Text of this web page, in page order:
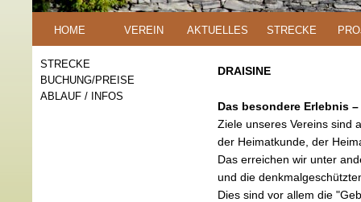
HOME VEREIN AKTUELLES STRECKE
STRECKE
BUCHUNG/PREISE
ABLAUF / INFOS
DRAISINE
Das besondere Erlebnis –
Ziele unseres Vereins sind
der Heimatkunde, der
Das erreichen wir unter
und die
Dies sind vor allem die